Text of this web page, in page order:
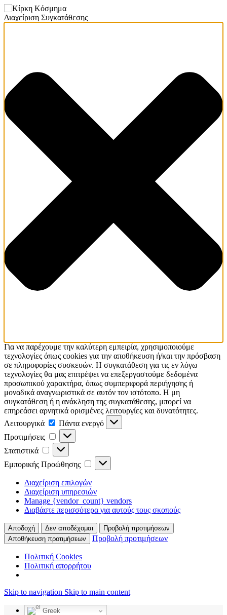
Διαχείριση Συγκατάθεσης
Για να παρέχουμε την καλύτερη εμπειρία, χρησιμοποιούμε
τεχνολογίες όπως cookies για την αποθήκευση ή/και την πρόσβαση
σε πληροφορίες συσκευών. Η συγκατάθεση για τις εν λόγω
τεχνολογίες θα μας επιτρέψει να επεξεργαστούμε δεδομένα
προσωπικού χαρακτήρα, όπως συμπεριφορά περιήγησης ή
μοναδικά αναγνωριστικά σε αυτόν τον ιστότοπο. Η μη
συγκατάθεση ή η ανάκληση της συγκατάθεσης, μπορεί να
επηρεάσει αρνητικά ορισμένες λειτουργίες και δυνατότητες.
Λειτουργικά
Πάντα ενεργό
Προτιμήσεις
Στατιστικά
Εμπορικής Προώθησης
Διαχείριση επιλογών
Διαχείριση υπηρεσιών
Manage {vendor_count} vendors
Διαβάστε περισσότερα για αυτούς τους σκοπούς
Αποδοχή Δεν αποδέχομαι
Προβολή προτιμήσεων
Αποθήκευση προτιμήσεων
Προβολή προτιμήσεων
Πολιτική Cookies
Πολιτική απορρήτου
Skip to navigation Skip to main content
Greek